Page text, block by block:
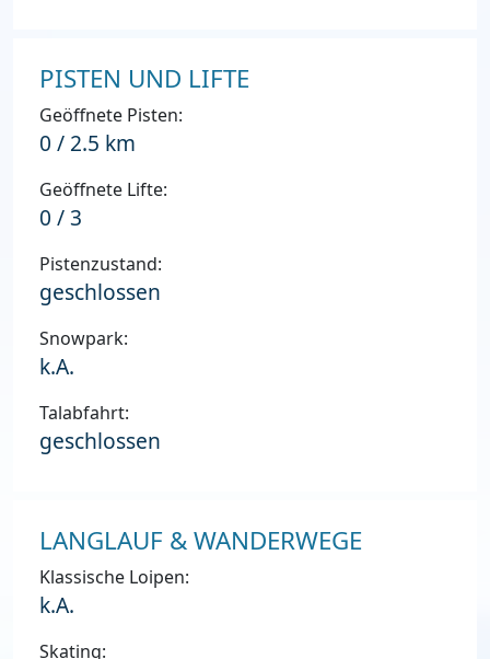
PISTEN UND LIFTE
Geöffnete Pisten:
0 / 2.5 km
Geöffnete Lifte:
0 / 3
Pistenzustand:
geschlossen
Snowpark:
k.A.
Talabfahrt:
geschlossen
LANGLAUF & WANDERWEGE
Klassische Loipen:
k.A.
Skating: